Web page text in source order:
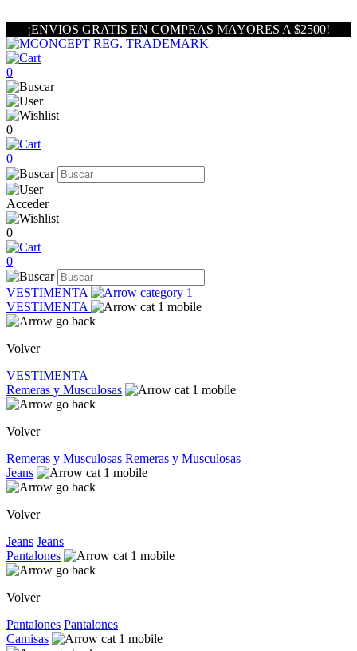
¡ENVIOS GRATIS EN COMPRAS MAYORES A $2500!
0
0
0
Acceder
0
0
VESTIMENTA
VESTIMENTA
Volver
VESTIMENTA
Remeras y Musculosas
Volver
Remeras y Musculosas Remeras y Musculosas
Jeans
Volver
Jeans Jeans
Pantalones
Volver
Pantalones Pantalones
Camisas